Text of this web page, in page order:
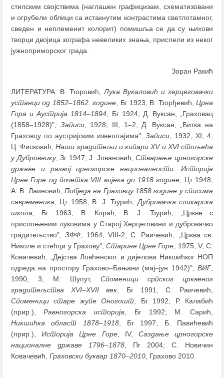
стилским својствима (наглашен графицизам, схематизовани
и огрубели облици са истакнутим контрастима светлотамног,
сведен и неплеменит колорит) помишља се да су њихови
творци двојица зографа невеликих знања, приспели из неког
јужноприморског града.
Зоран Ракић
ЛИТЕРАТУРА: В. Ћоровић,Лука Вукаловић и херцеговачки
устанци од 1852–1862. године, Бг 1923; В. Ђорђевић, Црна
Гора и Аустрија 1814–1894, Бг 1924; Д. Вуксан, „Граховац
(1858–1928)", Записи, 1928, III, 1–2; Д. Вуксан, „Битка на
Граховцу по аустријским извештајима",Записи, 1932, XI, 4;
Ц. Фисковић,Наши градитељи и кипари XV и XVI стољећа
у Дубровнику, Зг 1947; Ј. Јовановић,Стварање црногорске
државе и развој црногорске националности. Историја
Црне Горе од почетка VIII вијека до 1918 године, Цт 1948;
А. В. Лаиновић, Побједа на Граховцу 1858 године у списима
савременика, Цт 1958; В. Ј. Ђурић,Дубровачка сликарска
школа, Бг 1963; В. Кораћ, В. Ј. Ђурић, „Цркве с
прислоњеним луковима у Старој Херцеговини и дубровачко
градитељство",ЗФФ, 1964, VIII-2; С. Раичевић, „Црква св.
Николе и стећци у Грахову", Старине Црне Горе, 1975, V; С.
Ковачевић, „Дејства Ловћенског и дијелова Никшићког НОП
одреда на простору Грахово–Бањани (мај–јун 1942)",ВИГ,
1990, 3; М. Шупут, Споменици српског црквеног
градитељства XVI–XVII век, Бг 1991; С. Раичевић,
Споменици старе жупе Оногошт, Бг 1992; Р. Калабић
(прир.),Равногорска историја, Бг 1992; М. Сарић,
Никшићка област 1878–1918, Бг 1997; Б. Павићевић
(прир.),Историја Црне Горе, IV, Саздање црногорске
националне државе 1796–1878, Пг 2004; С. Новичин
Ковачевић, Граховски буквар 1870–2010, Грахово 2010.